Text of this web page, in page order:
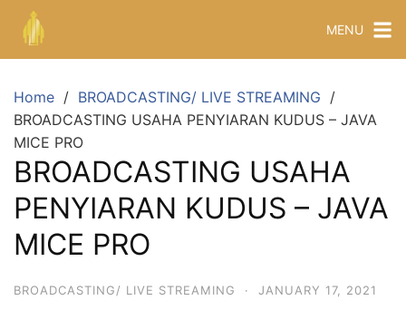
MENU
Home
BROADCASTING/ LIVE STREAMING
BROADCASTING USAHA PENYIARAN KUDUS – JAVA
MICE PRO
BROADCASTING USAHA
PENYIARAN KUDUS – JAVA
MICE PRO
BROADCASTING/ LIVE STREAMING · JANUARY 17, 2021